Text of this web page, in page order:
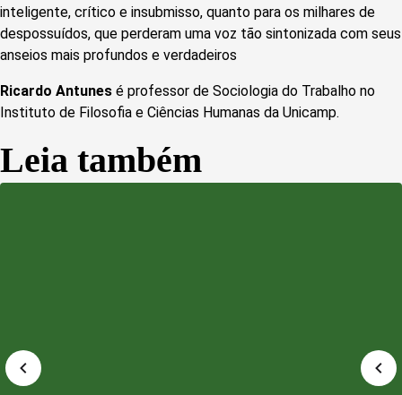
inteligente, crítico e insubmisso, quanto para os milhares de
despossuídos, que perderam uma voz tão sintonizada com seus
anseios mais profundos e verdadeiros
Ricardo Antunes é professor de Sociologia do Trabalho no
Instituto de Filosofia e Ciências Humanas da Unicamp.
Leia também